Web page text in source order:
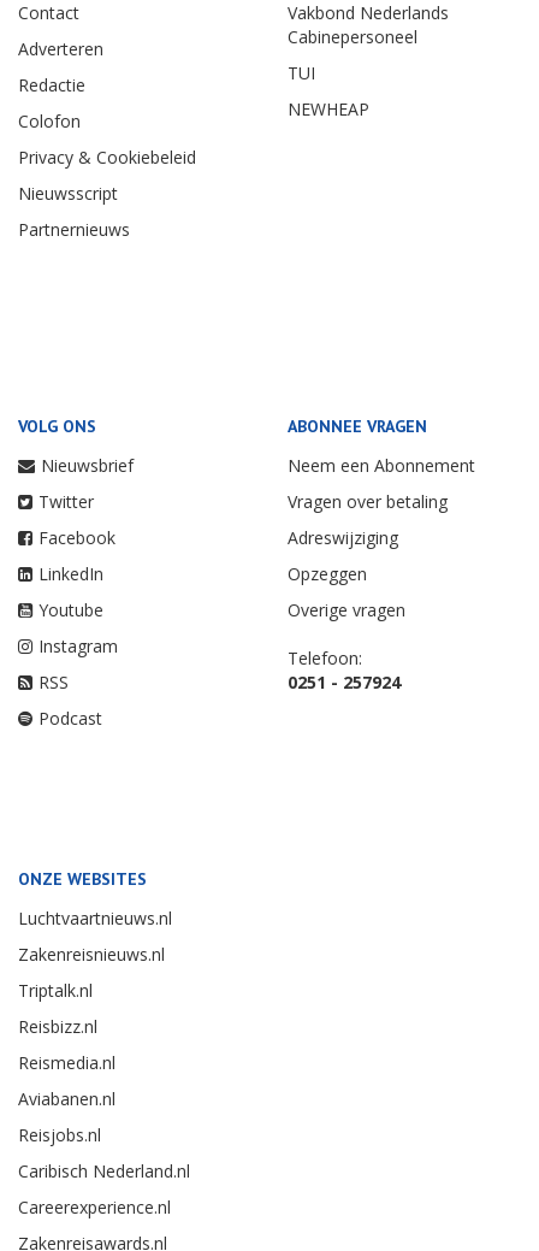
Contact
Adverteren
Redactie
Colofon
Privacy & Cookiebeleid
Nieuwsscript
Partnernieuws
Vakbond Nederlands
Cabinepersoneel
TUI
NEWHEAP
VOLG ONS
Nieuwsbrief
Twitter
Facebook
LinkedIn
Youtube
Instagram
RSS
Podcast
ABONNEE VRAGEN
Neem een Abonnement
Vragen over betaling
Adreswijziging
Opzeggen
Overige vragen
Telefoon:
0251 - 257924
ONZE WEBSITES
Luchtvaartnieuws.nl
Zakenreisnieuws.nl
Triptalk.nl
Reisbizz.nl
Reismedia.nl
Aviabanen.nl
Reisjobs.nl
Caribisch Nederland.nl
Careerexperience.nl
Zakenreisawards.nl